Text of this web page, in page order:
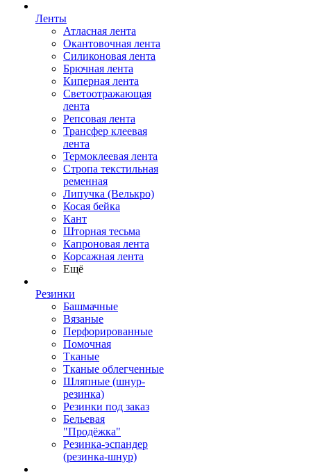
Ленты
Атласная лента
Окантовочная лента
Силиконовая лента
Брючная лента
Киперная лента
Светоотражающая
лента
Репсовая лента
Трансфер клеевая
лента
Термоклеевая лента
Стропа текстильная
ременная
Липучка (Велькро)
Косая бейка
Кант
Шторная тесьма
Капроновая лента
Корсажная лента
Ещё
Резинки
Башмачные
Вязаные
Перфорированные
Помочная
Тканые
Тканые облегченные
Шляпные (шнур-
резинка)
Резинки под заказ
Бельевая
"Продёжка"
Резинка-эспандер
(резинка-шнур)